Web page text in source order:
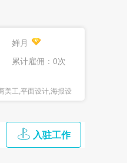
婵月
累计雇佣：0次
美工,平面设计,海报设
入驻工作